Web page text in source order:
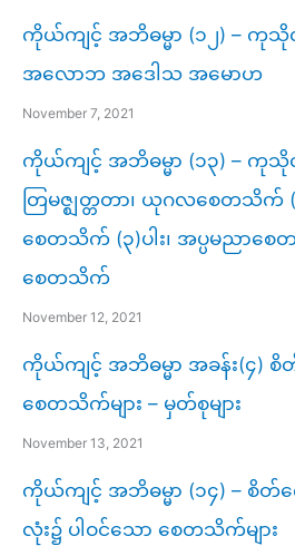
ကိုယ်ကျင့် အဘိဓမ္မာ (၁၂) – ကု
အလောဘ အဒေါသ အမောဟ
November 7, 2021
ကိုယ်ကျင့် အဘိဓမ္မာ (၁၃) – ကု
တြမဇ္ဈတ္တတာ၊ ယုဂလစေတသိက် (
စေတသိက် (၃)ပါး၊ အပ္ပမညာစေတ
စေတသိက်
November 12, 2021
ကိုယ်ကျင့် အဘိဓမ္မာ အခန်း(၄) စိ
စေတသိက်များ – မှတ်စုများ
November 13, 2021
ကိုယ်ကျင့် အဘိဓမ္မာ (၁၄) – စိတ်က
လုံး၌ ပါဝင်သော စေတသိက်များ